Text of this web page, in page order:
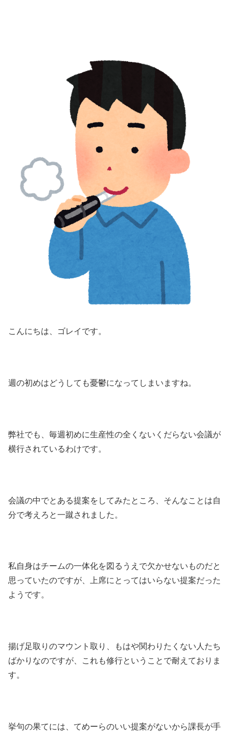
こんにちは、ゴレイです。
週の初めはどうしても憂鬱になってしまいますね。
弊社でも、毎週初めに生産性の全くないくだらない会議が
横行されているわけです。
会議の中でとある提案をしてみたところ、そんなことは自
分で考えろと一蹴されました。
私自身はチームの一体化を図るうえで欠かせないものだと
思っていたのですが、上席にとってはいらない提案だった
ようです。
揚げ足取りのマウント取り、もはや関わりたくない人たち
ばかりなのですが、これも修行ということで耐えておりま
す。
挙句の果てには、てめーらのいい提案がないから課長が手